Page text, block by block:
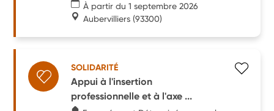
À partir du 1 septembre 2026
Aubervilliers (93300)
SOLIDARITÉ
Appui à l'insertion
professionnelle et à l'axe ...